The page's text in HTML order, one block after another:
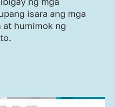
isara ang mga
at humimok ng